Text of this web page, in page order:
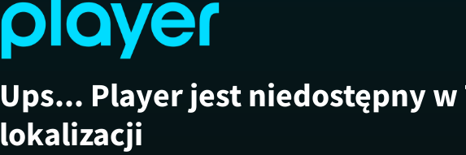
Ups... Player jest niedostępny
lokalizacji